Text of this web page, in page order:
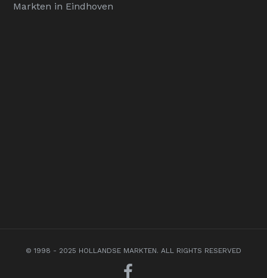
Markten in Eindhoven
© 1998 - 2025 HOLLANDSE MARKTEN. ALL RIGHTS RESERVED